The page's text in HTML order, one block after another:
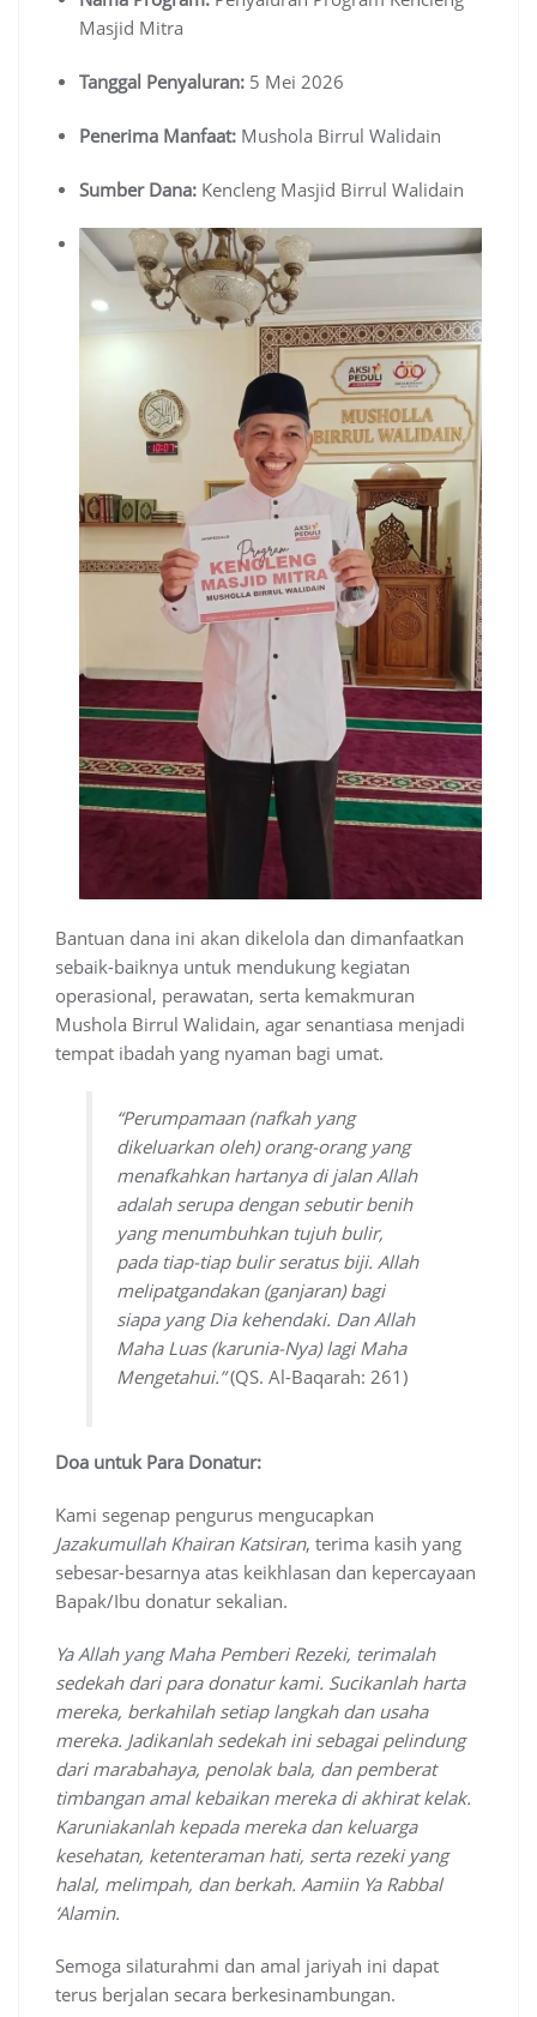
Masjid Mitra
Tanggal Penyaluran: 5 Mei 2026
Penerima Manfaat: Mushola Birrul Walidain
Sumber Dana: Kencleng Masjid Birrul Walidain
Bantuan dana ini akan dikelola dan dimanfaatkan
sebaik-baiknya untuk mendukung kegiatan
operasional, perawatan, serta kemakmuran
Mushola Birrul Walidain, agar senantiasa menjadi
tempat ibadah yang nyaman bagi umat.
“Perumpamaan (nafkah yang
dikeluarkan oleh) orang-orang yang
menafkahkan hartanya di jalan Allah
adalah serupa dengan sebutir benih
yang menumbuhkan tujuh bulir,
pada tiap-tiap bulir seratus biji. Allah
melipatgandakan (ganjaran) bagi
siapa yang Dia kehendaki. Dan Allah
Maha Luas (karunia-Nya) lagi Maha
Mengetahui.”(QS. Al-Baqarah: 261)
Doa untuk Para Donatur:
Kami segenap pengurus mengucapkan
Jazakumullah Khairan Katsiran, terima kasih yang
sebesar-besarnya atas keikhlasan dan kepercayaan
Bapak/Ibu donatur sekalian.
Ya Allah yang Maha Pemberi Rezeki, terimalah
sedekah dari para donatur kami. Sucikanlah harta
mereka, berkahilah setiap langkah dan usaha
mereka. Jadikanlah sedekah ini sebagai pelindung
dari marabahaya, penolak bala, dan pemberat
timbangan amal kebaikan mereka di akhirat kelak.
Karuniakanlah kepada mereka dan keluarga
kesehatan, ketenteraman hati, serta rezeki yang
halal, melimpah, dan berkah. Aamiin Ya Rabbal
‘Alamin.
Semoga silaturahmi dan amal jariyah ini dapat
terus berjalan secara berkesinambungan.